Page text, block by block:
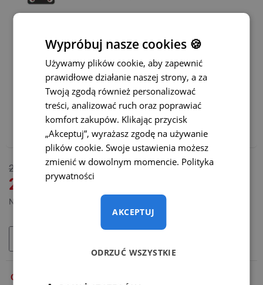
219 zł
265 zł
Netto: 178,05 zł
DOSTĘPNY
Statyczne linie parkowania z możliwością ich wyłączenia
Dynamiczne linie parkowania(+65 zł)
Polecamy również:
Adapter WiFi do bezprzewodowej transmisji – CENA
PROMOCYJNA(+165 zł)
OPIS
Wypróbuj nasze cookies 🍪
Używamy plików cookie, aby zapewnić
prawidłowe działanie naszej strony, a za
Twoją zgodą również personalizować
treści, analizować ruch oraz poprawiać
komfort zakupów. Klikając przycisk
„Akceptuj”, wyrażasz zgodę na używanie
plików cookie. Swoje ustawienia możesz
zmienić w dowolnym momencie. Polityka
prywatności
AKCEPTUJ
ODRZUĆ WSZYSTKIE